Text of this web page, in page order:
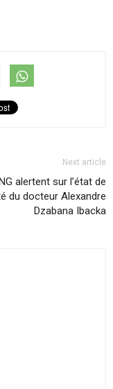
Next article
alertent sur l’état de
du docteur Alexandre
Dzabana Ibacka